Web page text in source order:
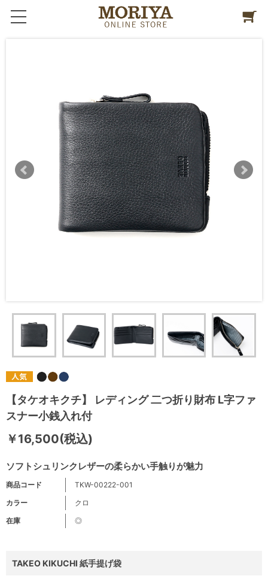
【タケオキクチ】 レディング 二つ折り財布 L字ファ
スナー小銭入れ付
ソフトシュリンクレザーの柔らかい手触りが魅力
￥16,500(税込)
商品コード
TKW-00222-001
カラー
クロ
在庫
◎
TAKEO KIKUCHI 紙手提げ袋